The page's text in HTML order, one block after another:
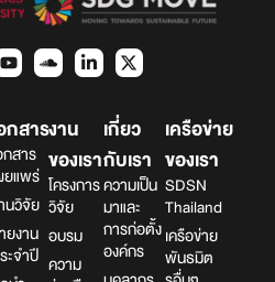
กสาร
กสาร
ยแพร่
นวิจัย
ยงาน
ะจำปี
งาน
ของเรา
โครงการ
วิจัย
อบรม
ความ
เกี่ยว
กับเรา
ความเป็น
มาและ
การก่อตั้ง
องค์กร
เครือข่าย
ของเรา
SDSN
Thailand
เครือข่าย
พันธมิต